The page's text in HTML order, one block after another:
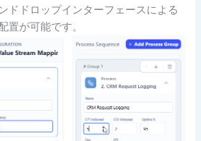
ドドロップインターフェースによる
置が可能です。